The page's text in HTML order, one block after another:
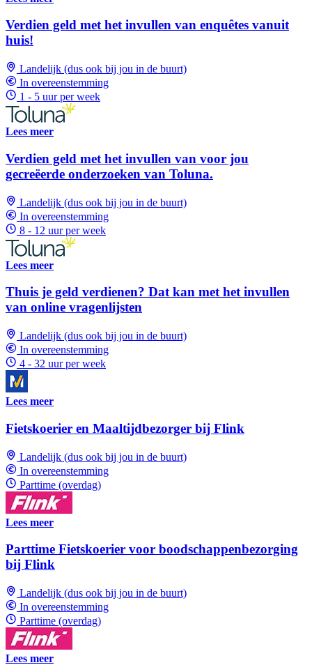
Verdien geld met het invullen van enquêtes vanuit
huis!
Landelijk (dus ook bij jou in de buurt)
In overeenstemming
1 - 5 uur per week
Lees meer
Verdien geld met het invullen van voor jou
gecreëerde onderzoeken van Toluna.
Landelijk (dus ook bij jou in de buurt)
In overeenstemming
8 - 12 uur per week
Lees meer
Thuis je geld verdienen? Dat kan met het invullen
van online vragenlijsten
Landelijk (dus ook bij jou in de buurt)
In overeenstemming
4 - 32 uur per week
Lees meer
Fietskoerier en Maaltijdbezorger bij Flink
Landelijk (dus ook bij jou in de buurt)
In overeenstemming
Parttime (overdag)
Lees meer
Parttime Fietskoerier voor boodschappenbezorging
bij Flink
Landelijk (dus ook bij jou in de buurt)
In overeenstemming
Parttime (overdag)
Lees meer